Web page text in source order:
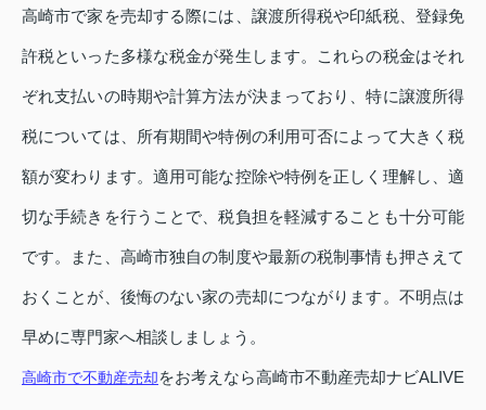
高崎市で家を売却する際には、譲渡所得税や印紙税、登録免
許税といった多様な税金が発生します。これらの税金はそれ
ぞれ支払いの時期や計算方法が決まっており、特に譲渡所得
税については、所有期間や特例の利用可否によって大きく税
額が変わります。適用可能な控除や特例を正しく理解し、適
切な手続きを行うことで、税負担を軽減することも十分可能
です。また、高崎市独自の制度や最新の税制事情も押さえて
おくことが、後悔のない家の売却につながります。不明点は
早めに専門家へ相談しましょう。
高崎市で不動産売却をお考えなら高崎市不動産売却ナビALIVE